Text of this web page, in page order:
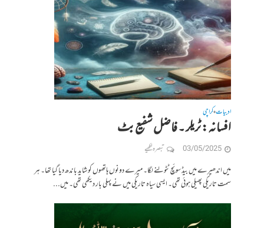
ادبیات•کراچی
افسانہ : ٹریلر ۔ فاضل شفیع بٹ
03/05/2025 تبصرہ لکھیے
میں اندھیرے میں بیڈ سوئچ ٹٹولنے لگا۔ میرے دونوں ہاتھوں کو شاید باندھ دیا گیا تھا۔ ہر
سمت تاریکی پھیلی ہوئی تھی۔ ایسی سیاہ تاریکی میں نے پہلی بار دیکھی تھی۔ میں...